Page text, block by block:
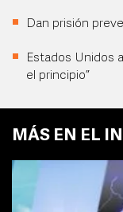
Dan prisión
Estados Unidos
el principio”
MÁS EN EL